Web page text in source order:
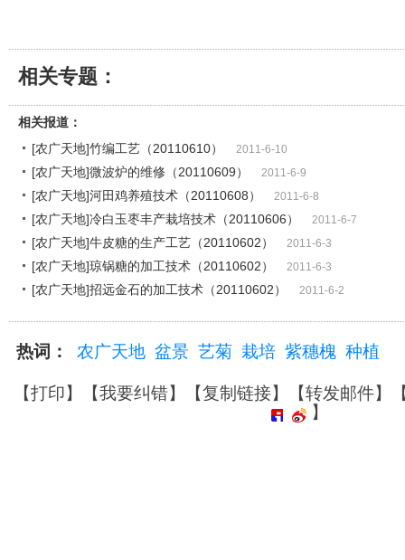
相关专题：
相关报道：
[农广天地]竹编工艺（20110610）
2011-6-10
[农广天地]微波炉的维修（20110609） 2011-6-9
[农广天地]河田鸡养殖技术（20110608） 2011-6-8
[农广天地]冷白玉枣丰产栽培技术（20110606） 2011-6-7
[农广天地]牛皮糖的生产工艺（20110602） 2011-6-3
[农广天地]琼锅糖的加工技术（20110602） 2011-6-3
[农广天地]招远金石的加工技术（20110602） 2011-6-2
热词： 农广天地 盆景 艺菊 栽培 紫穗槐 种植
【打印】【我要纠错】【复制链接】【转发邮件】
】